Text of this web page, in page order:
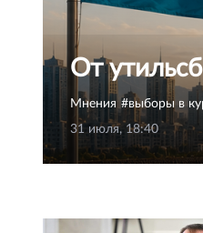
От
Мнения выборы в
31 июля, 18:40